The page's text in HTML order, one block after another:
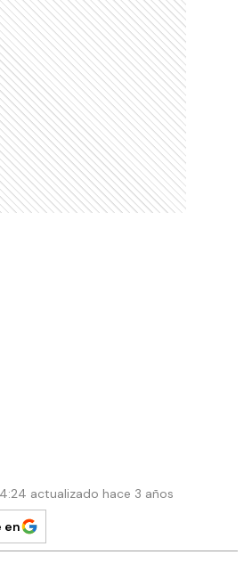
actualizado hace 3 años
en